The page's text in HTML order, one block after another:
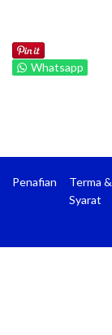
Whatsapp
Penafian
Terma &
Syarat